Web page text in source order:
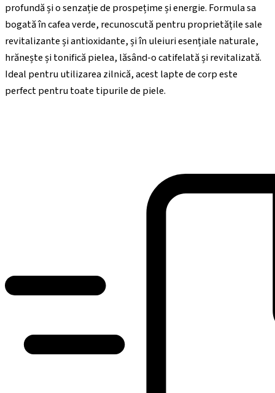
profundă și o senzație de prospețime și energie. Formula sa
bogată în cafea verde, recunoscută pentru proprietățile sale
revitalizante și antioxidante, și în uleiuri esențiale naturale,
hrănește și tonifică pielea, lăsând-o catifelată și revitalizată.
Ideal pentru utilizarea zilnică, acest lapte de corp este
perfect pentru toate tipurile de piele.